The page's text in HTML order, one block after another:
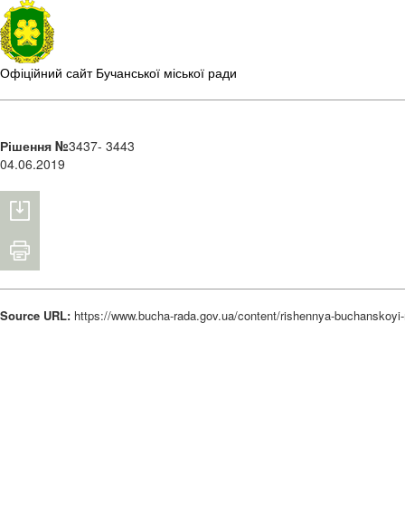
Офіційний сайт Бучанської міської ради
Рішення №3437- 3443
04.06.2019
Source URL: https://www.bucha-rada.gov.ua/content/rishennya-